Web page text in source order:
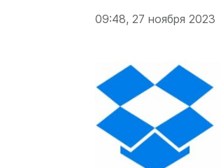
09:48, 27 ноября 2023